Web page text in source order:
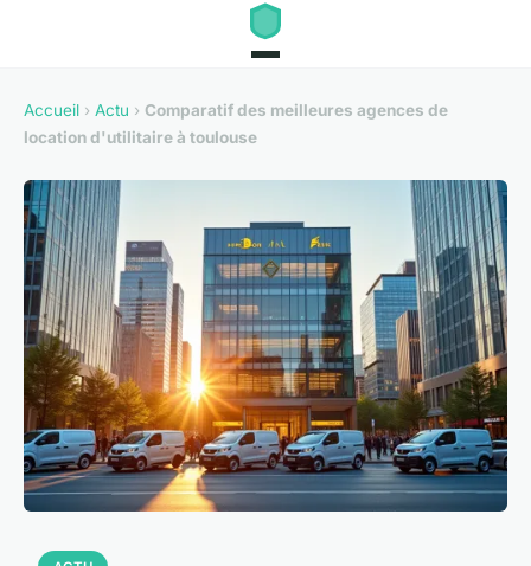
Accueil › Actu › Comparatif des meilleures agences de
location d'utilitaire à toulouse